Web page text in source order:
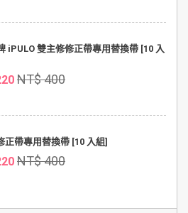
iPULO 雙主修修正帶專用替換帶 [10 入
NT$ 400
正帶專用替換帶 [10 入組]
NT$ 400